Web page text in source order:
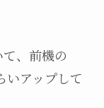
、前機の
アップして